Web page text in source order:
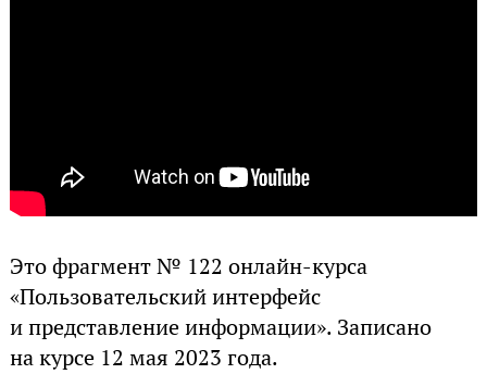
Это фрагмент № 122 онлайн-курса
«Пользовательский интерфейс
и представление информации». Записано
на курсе 12 мая 2023 года.